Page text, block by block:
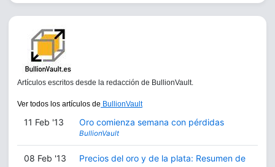
Artículos escritos desde la redacción de BullionVault.
Ver todos los artículos de BullionVault
11 Feb '13 Oro comienza semana con pérdidas
BullionVault
08 Feb '13
Precios del oro y de la plata: Resumen de